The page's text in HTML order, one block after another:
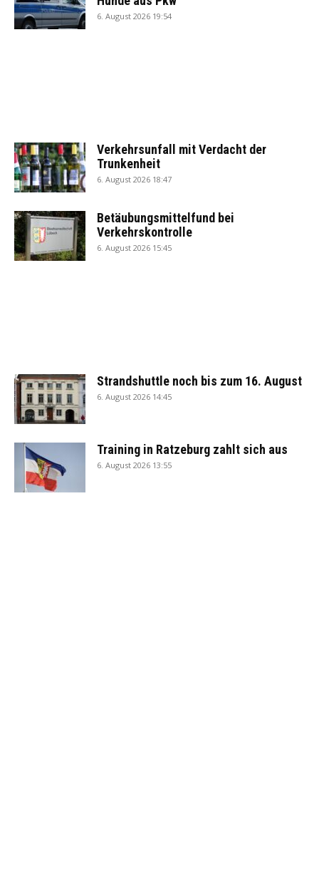
6. August 2026 19:54
Verkehrsunfall mit Verdacht der
Trunkenheit
6. August 2026 18:47
Betäubungsmittelfund bei
Verkehrskontrolle
6. August 2026 15:45
Strandshuttle noch bis zum 16. August
6. August 2026 14:45
Training in Ratzeburg zahlt sich aus
6. August 2026 13:55